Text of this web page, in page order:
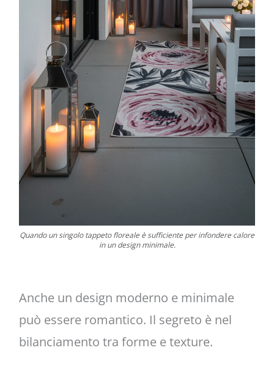
Quando un singolo tappeto floreale è sufficiente per infondere calore
in un design minimale.
Anche un design moderno e minimale
può essere romantico. Il segreto è nel
bilanciamento tra forme e texture.